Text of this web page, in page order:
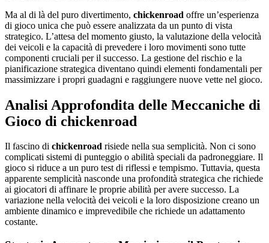
Ma al di là del puro divertimento, chickenroad offre un’esperienza
di gioco unica che può essere analizzata da un punto di vista
strategico. L’attesa del momento giusto, la valutazione della velocità
dei veicoli e la capacità di prevedere i loro movimenti sono tutte
componenti cruciali per il successo. La gestione del rischio e la
pianificazione strategica diventano quindi elementi fondamentali per
massimizzare i propri guadagni e raggiungere nuove vette nel gioco.
Analisi Approfondita delle Meccaniche di
Gioco di chickenroad
Il fascino di chickenroad risiede nella sua semplicità. Non ci sono
complicati sistemi di punteggio o abilità speciali da padroneggiare. Il
gioco si riduce a un puro test di riflessi e tempismo. Tuttavia, questa
apparente semplicità nasconde una profondità strategica che richiede
ai giocatori di affinare le proprie abilità per avere successo. La
variazione nella velocità dei veicoli e la loro disposizione creano un
ambiente dinamico e imprevedibile che richiede un adattamento
costante.